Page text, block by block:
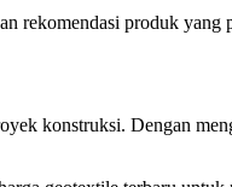
rekomendasi produk yang
konstruksi. Dengan